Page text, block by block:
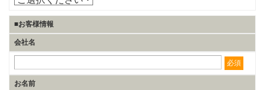
■お客様情報
会社名
必須
お名前